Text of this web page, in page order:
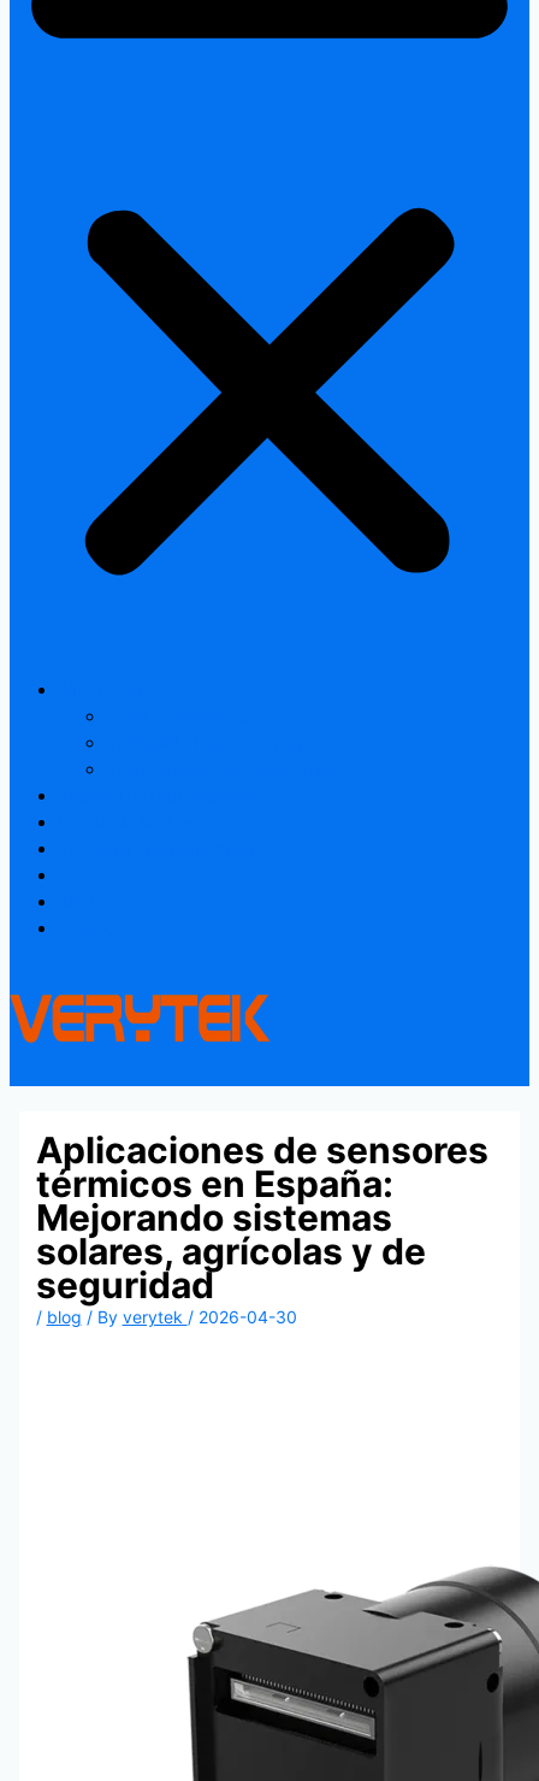
Aplicaciones de sensores
térmicos en España:
Mejorando sistemas
solares, agrícolas y de
seguridad
/ blog / By verytek / 2026-04-30